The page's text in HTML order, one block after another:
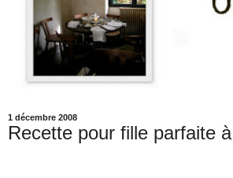
1 décembre 2008
Recette pour fille parfaite